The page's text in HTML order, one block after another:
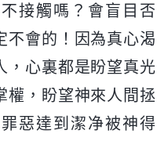
接觸嗎？會盲目否
不會的！因為真心渴
，心裏都是盼望真光
權，盼望神來人間拯
惡達到潔净被神得